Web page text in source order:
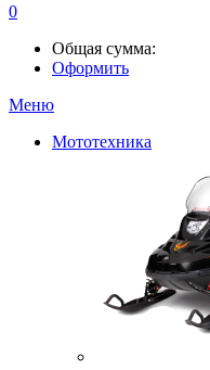
0
Общая сумма:
Оформить
Меню
Мототехника